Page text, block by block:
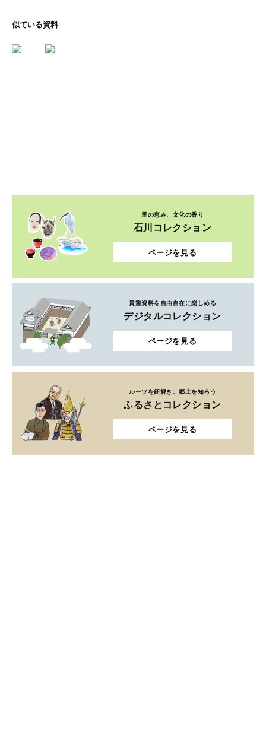
似ている資料
里の恵み、文化の香り
石川コレクション
ページを見る
貴重資料を自由自在に楽しめる
デジタルコレクション
ページを見る
ルーツを紐解き、郷土を知ろう
ふるさとコレクション
ページを見る